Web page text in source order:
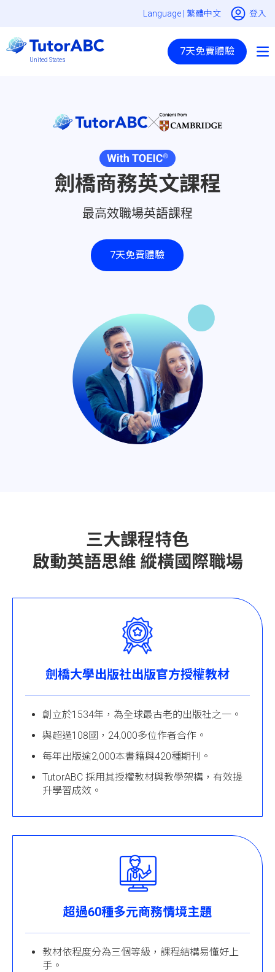
Language | 繁體中文 登入
United States
7天免費體驗
劍橋商務英文課程
最高效職場英語課程
7天免費體驗
三大課程特色
啟動英語思維 縱橫國際職場
劍橋大學出版社出版官方授權教材
創立於1534年，為全球最古老的出版社之一。
與超過108國，24,000多位作者合作。
每年出版逾2,000本書籍與420種期刊。
TutorABC 採用其授權教材與教學架構，有效提
升學習成效。
超過60種多元商務情境主題
教材依程度分為三個等級，課程結構易懂好上
手。